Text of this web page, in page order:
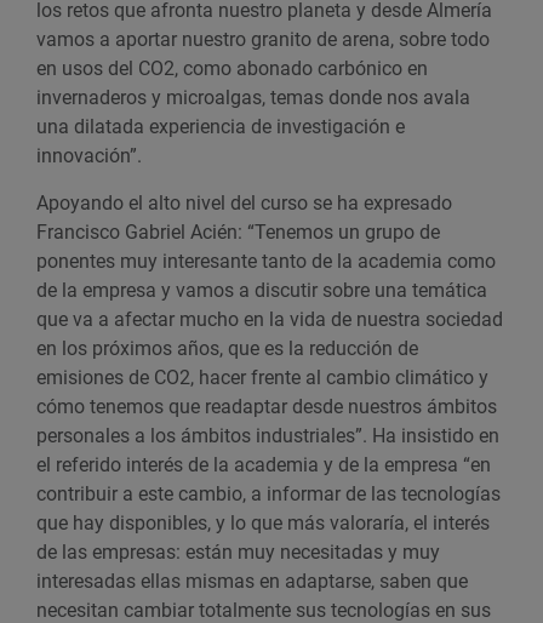
los retos que afronta nuestro planeta y desde Almería
vamos a aportar nuestro granito de arena, sobre todo
en usos del CO2, como abonado carbónico en
invernaderos y microalgas, temas donde nos avala
una dilatada experiencia de investigación e
innovación”.
Apoyando el alto nivel del curso se ha expresado
Francisco Gabriel Acién: “Tenemos un grupo de
ponentes muy interesante tanto de la academia como
de la empresa y vamos a discutir sobre una temática
que va a afectar mucho en la vida de nuestra sociedad
en los próximos años, que es la reducción de
emisiones de CO2, hacer frente al cambio climático y
cómo tenemos que readaptar desde nuestros ámbitos
personales a los ámbitos industriales”. Ha insistido en
el referido interés de la academia y de la empresa “en
contribuir a este cambio, a informar de las tecnologías
que hay disponibles, y lo que más valoraría, el interés
de las empresas: están muy necesitadas y muy
interesadas ellas mismas en adaptarse, saben que
necesitan cambiar totalmente sus tecnologías en sus